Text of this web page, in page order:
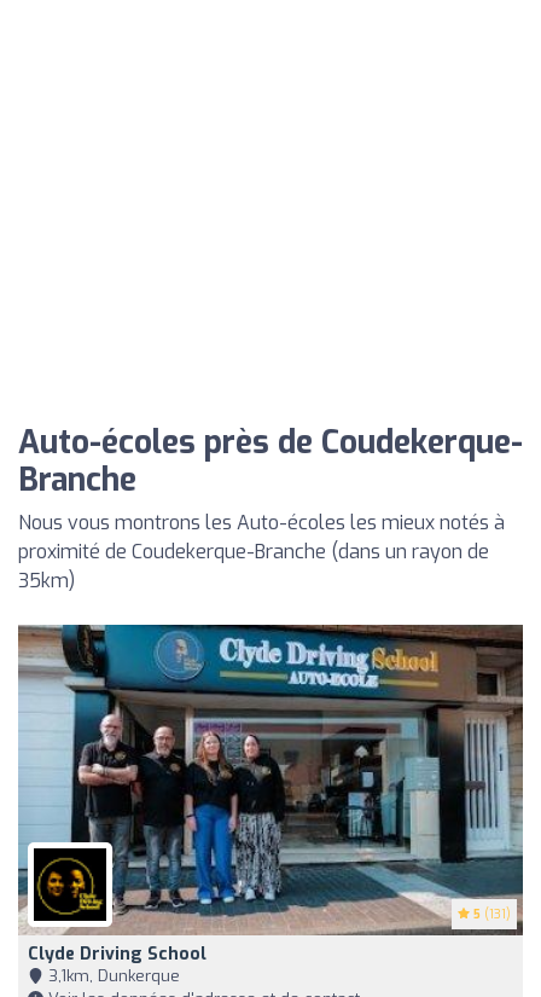
Auto-écoles près de Coudekerque-
Branche
Nous vous montrons les Auto-écoles les mieux notés à
proximité de Coudekerque-Branche (dans un rayon de
35km)
5 (131)
Clyde Driving School
3,1km, Dunkerque